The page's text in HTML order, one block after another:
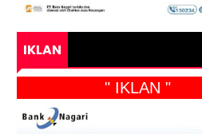
IKLAN
" IKLAN "